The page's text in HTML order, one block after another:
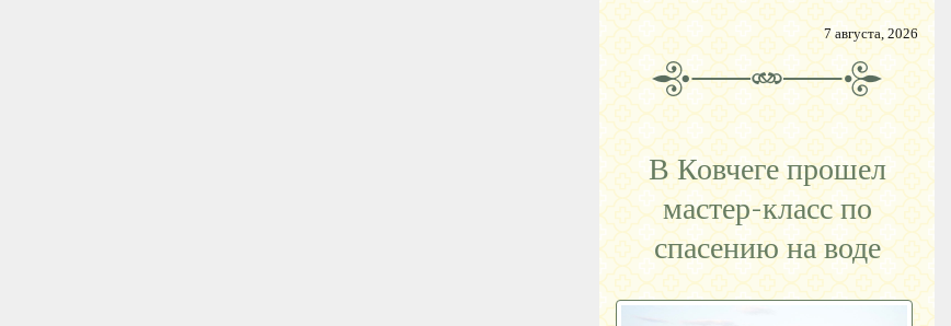
7 августа, 2026
В Ковчеге прошел
мастер-класс по
спасению на воде